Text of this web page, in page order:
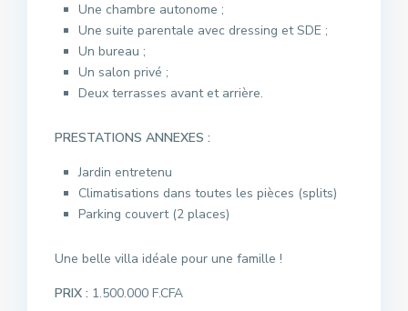
Une chambre autonome ;
Une suite parentale avec dressing et SDE ;
Un bureau ;
Un salon privé ;
Deux terrasses avant et arrière.
PRESTATIONS ANNEXES :
Jardin entretenu
Climatisations dans toutes les pièces (splits)
Parking couvert (2 places)
Une belle villa idéale pour une famille !
PRIX : 1.500.000 F.CFA